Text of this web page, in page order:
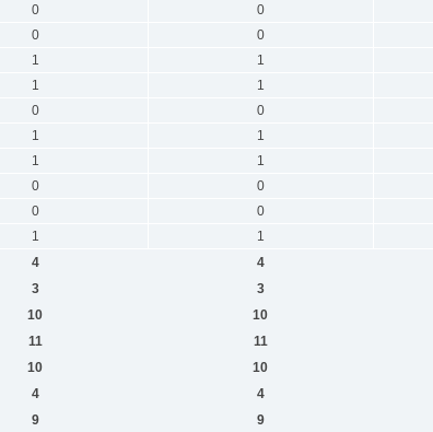
0 0
0 0
1 1
1 1
0 0
1 1
1 1
0 0
0 0
1 1
4 4
3 3
10 10
11 11
10 10
4 4
9 9